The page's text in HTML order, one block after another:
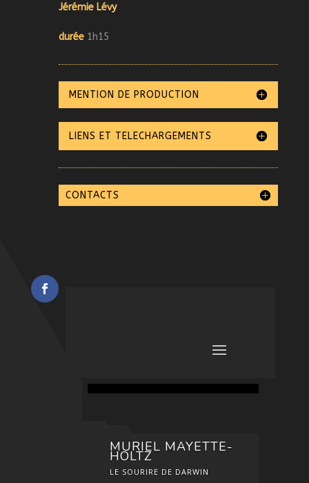
Jérémie Lévy
durée1h15
MENTION DE PRODUCTION
LIENS ET TELECHARGEMENTS
CONTACTS
MURIEL MAYETTE-
HOLTZ
LE SOURIRE DE DARWIN